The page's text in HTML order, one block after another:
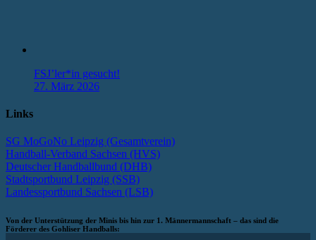
FSJ’ler*in gesucht!
27. März 2026
Links
SG MoGoNo Leipzig (Gesamtverein)
Handball-Verband Sachsen (HVS)
Deutscher Handballbund (DHB)
Stadtsportbund Leipzig (SSB)
Landessportbund Sachsen (LSB)
Von der Unterstützung der Minis bis hin zur 1. Männermannschaft – das sind die
Förderer des Gohliser Handballs: